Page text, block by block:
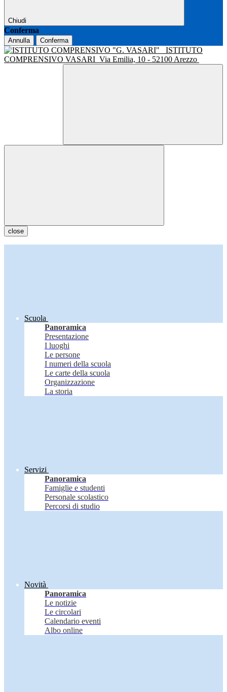
Chiudi
Conferma
Annulla Conferma
ISTITUTO
COMPRENSIVO VASARI Via Emilia, 10 - 52100 Arezzo
close
Scuola
Panoramica
Presentazione
I luoghi
Le persone
I numeri della scuola
Le carte della scuola
Organizzazione
La storia
Servizi
Panoramica
Famiglie e studenti
Personale scolastico
Percorsi di studio
Novità
Panoramica
Le notizie
Le circolari
Calendario eventi
Albo online